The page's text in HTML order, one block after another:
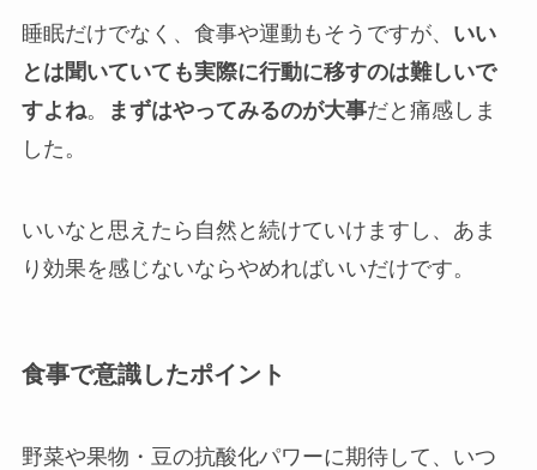
睡眠だけでなく、食事や運動もそうですが、 いい
とは聞いていても実際に行動に移すのは難しいで
すよね。 まずはやってみるのが大事だと痛感しま
した。
いいなと思えたら自然と続けていけますし、あま
り効果を感じないならやめればいいだけです。
食事で意識したポイント
野菜や果物・豆の抗酸化パワーに期待して、いつ